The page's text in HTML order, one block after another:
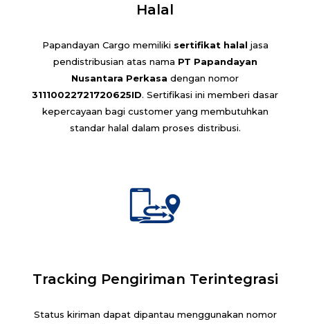
Halal
Papandayan Cargo memiliki sertifikat halal jasa
pendistribusian atas nama PT Papandayan
Nusantara Perkasa dengan nomor
31110022721720625ID. Sertifikasi ini memberi dasar
kepercayaan bagi customer yang membutuhkan
standar halal dalam proses distribusi.
Tracking Pengiriman Terintegrasi
Status kiriman dapat dipantau menggunakan nomor